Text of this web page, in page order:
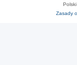
Zasady